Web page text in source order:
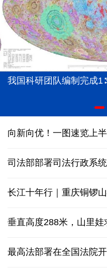
我国科研团队编制完成
向新向优！一图速览上
司法部部署司法行政系
长江十年行｜重庆铜锣
垂直高度288米，山里娃
最高法部署在全国法院